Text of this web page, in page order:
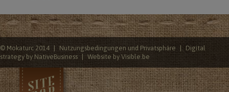
© Mokaturc 2014 Nutzungsbedingungen und Privatsphäre
Digital
strategy by NativeBusiness
Website by Visible.be